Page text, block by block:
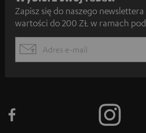
a
p
s
ę
Zapisz się do naszego
wartości do 200 ZŁ w ramach
EMAIL